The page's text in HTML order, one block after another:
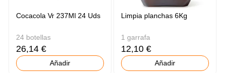
Cocacola Vr 237Ml 24 Uds
24 botellas
26,14 €
Añadir
Limpia planchas 6Kg
1 garrafa
12,10 €
Añadir